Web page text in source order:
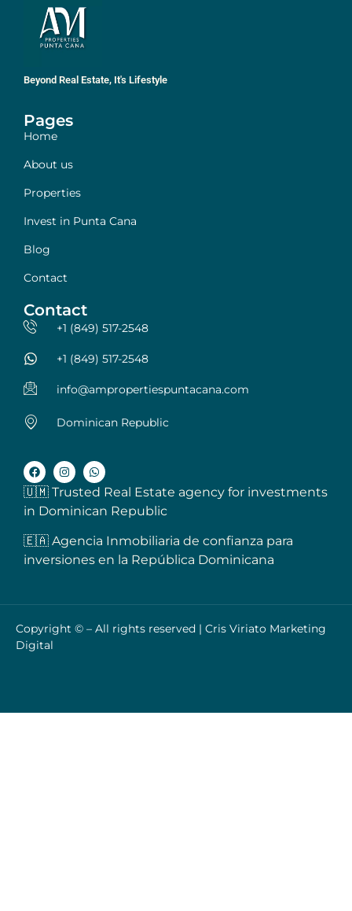
Beyond Real Estate, It's Lifestyle
Pages
Home
About us
Properties
Invest in Punta Cana
Blog
Contact
Contact
+1 (849) 517-2548
+1 (849) 517-2548
info@ampropertiespuntacana.com
Dominican Republic
🇺🇲 Trusted Real Estate agency for investments
in Dominican Republic
🇪🇦 Agencia Inmobiliaria de confianza para
inversiones en la República Dominicana
Copyright © – All rights reserved | Cris Viriato Marketing
Digital